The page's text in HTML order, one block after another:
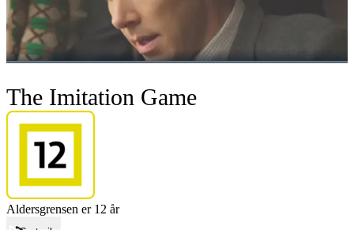
The Imitation Game
Aldersgrensen er 12 år